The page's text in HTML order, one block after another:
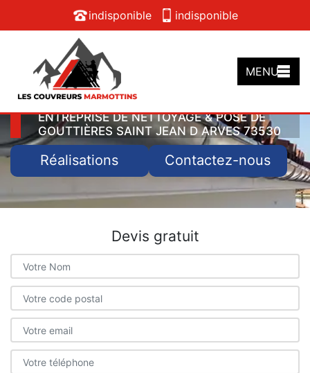
indisponible indisponible
MENU
ENTREPRISE DE NETTOYAGE & POSE DE
GOUTTIÈRES SAINT JEAN D ARVES 73530
Réalisations Contactez-nous
Devis gratuit